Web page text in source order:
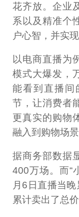
花齐放。企业
系以及精准个
户心智，并实
以电商直播为
模式大爆发，
能看到直播间
节，让消费者
更真实的购物
融入到购物场景
据商务部数据
400万场。而“
月6日直播当
累计卖出了总